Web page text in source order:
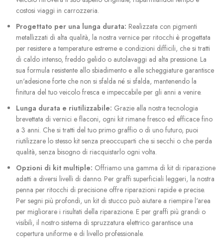
costosi viaggi in carrozzeria.
Progettato per una lunga durata: Realizzata con pigmenti
metallizzati di alta qualità, la nostra vernice per ritocchi è progettata
per resistere a temperature estreme e condizioni difficili, che si tratti
di caldo intenso, freddo gelido o autolavaggi ad alta pressione. La
sua formula resistente allo sbiadimento e alle scheggiature garantisce
un'adesione forte che non si sfalda né si sfalda, mantenendo la
finitura del tuo veicolo fresca e impeccabile per gli anni a venire.
Lunga durata e riutilizzabile: Grazie alla nostra tecnologia
brevettata di vernici e flaconi, ogni kit rimane fresco ed efficace fino
a 3 anni. Che si tratti del tuo primo graffio o di uno futuro, puoi
riutilizzare lo stesso kit senza preoccuparti che si secchi o che perda
qualità, senza bisogno di riacquistarlo ogni volta.
Opzioni di kit multiple: Offriamo una gamma di kit di riparazione
adatti a diversi livelli di danno. Per graffi superficiali leggeri, la nostra
penna per ritocchi di precisione offre riparazioni rapide e precise.
Per segni più profondi, un kit di stucco può aiutare a riempire l'area
per migliorare i risultati della riparazione. E per graffi più grandi o
visibili, il nostro sistema di spruzzatura elettrico garantisce una
copertura uniforme e di livello professionale.